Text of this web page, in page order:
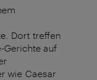
Dort treffen
Gerichte auf
wie Caesar